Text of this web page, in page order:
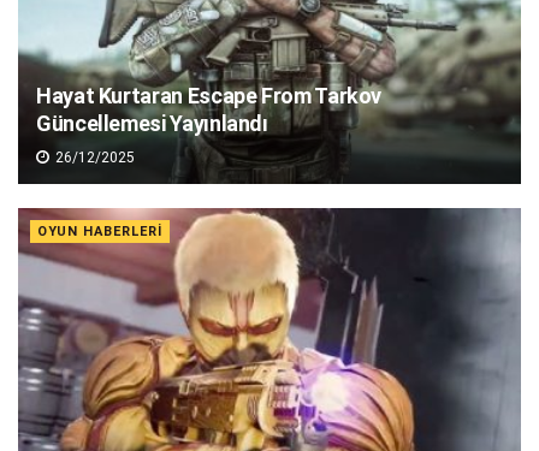
Hayat Kurtaran Escape From Tarkov
Güncellemesi Yayınlandı
26/12/2025
OYUN HABERLERI